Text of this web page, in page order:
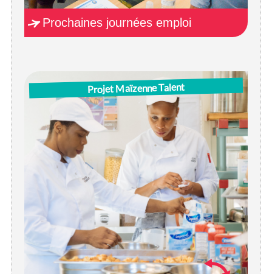
Prochaines journées emploi
Projet Maïzenne Talent
JES Brussels collabore écroitement avec
différentes orgnisations SPI bruxelloises qui sont
actives dans l’horeca. Sous la devise ‘Feed your
team’ le projet Talent Maïzenne se concentre sur la
création d’un ‘match’ dans les hotels, les
restaurants et cafés.